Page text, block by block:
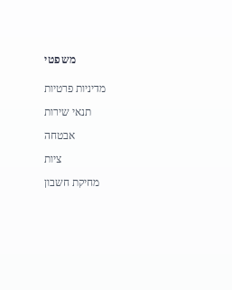
משפטי
מדיניות פרטיות
תנאי שירות
אבטחה
ציות
מחיקת חשבון